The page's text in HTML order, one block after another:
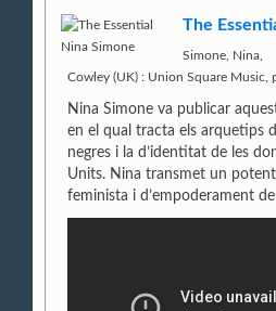
The
Simone, Nina,
Cowley (UK) : Union Square Music,
Nina Simone va publicar
en el qual tracta els arquetips
negres i la d’identitat de les
Units. Nina transmet un
feminista i d’empoderament